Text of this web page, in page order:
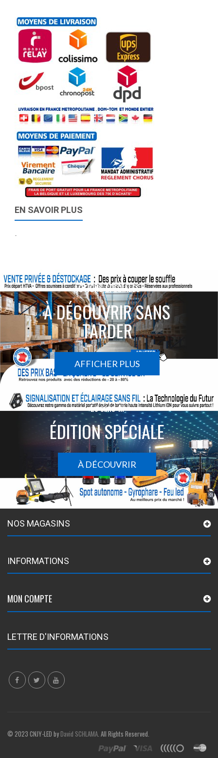
EN SAVOIR PLUS
-
ACTIONS SPÉCIALES
À DÉCOUVRIR SANS
TARDER
AFFICHER PLUS
Le sans-fil
ÉDITION SPÉCIALE
À DÉCOUVRIR
NOS MAGASINS
INFORMATIONS
MON COMPTE
LETTRE D'INFORMATIONS
© 2023 CNJY-LED byDavid SCHLAMA. All Rights Reserved.